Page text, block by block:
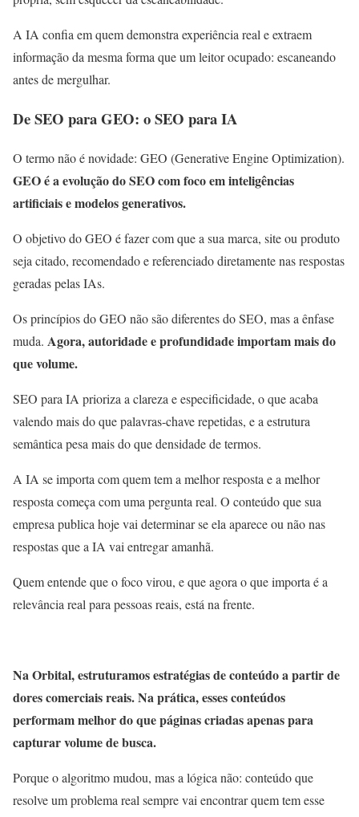
A IA confia em quem demonstra experiência real e extraem
informação da mesma forma que um leitor ocupado: escaneando
antes de mergulhar.
De SEO para GEO: o SEO para IA
O termo não é novidade: GEO (Generative Engine Optimization).
GEO é a evolução do SEO com foco em inteligências
artificiais e modelos generativos.
O objetivo do GEO é fazer com que a sua marca, site ou produto
seja citado, recomendado e referenciado diretamente nas respostas
geradas pelas IAs.
Os princípios do GEO não são diferentes do SEO, mas a ênfase
muda. Agora, autoridade e profundidade importam mais do
que volume.
SEO para IA prioriza a clareza e especificidade, o que acaba
valendo mais do que palavras-chave repetidas, e a estrutura
semântica pesa mais do que densidade de termos.
A IA se importa com quem tem a melhor resposta e a melhor
resposta começa com uma pergunta real. O conteúdo que sua
empresa publica hoje vai determinar se ela aparece ou não nas
respostas que a IA vai entregar amanhã.
Quem entende que o foco virou, e que agora o que importa é a
relevância real para pessoas reais, está na frente.
Na Orbital, estruturamos estratégias de conteúdo a partir de
dores comerciais reais. Na prática, esses conteúdos
performam melhor do que páginas criadas apenas para
capturar volume de busca.
Porque o algoritmo mudou, mas a lógica não: conteúdo que
resolve um problema real sempre vai encontrar quem tem esse